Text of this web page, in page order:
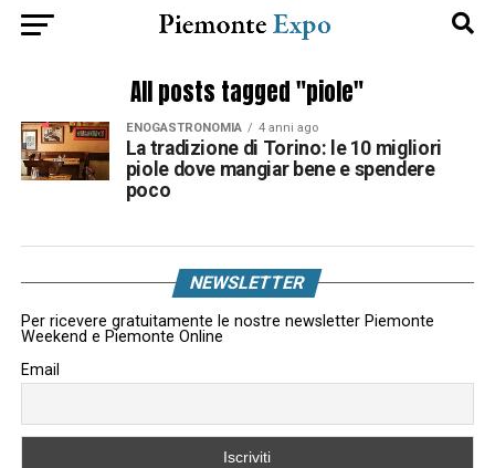
All posts tagged "piole"
ENOGASTRONOMIA 4 anni ago
La tradizione di Torino: le 10 migliori
piole dove mangiar bene e spendere
poco
NEWSLETTER
Per ricevere gratuitamente le nostre newsletter Piemonte
Weekend e Piemonte Online
Email